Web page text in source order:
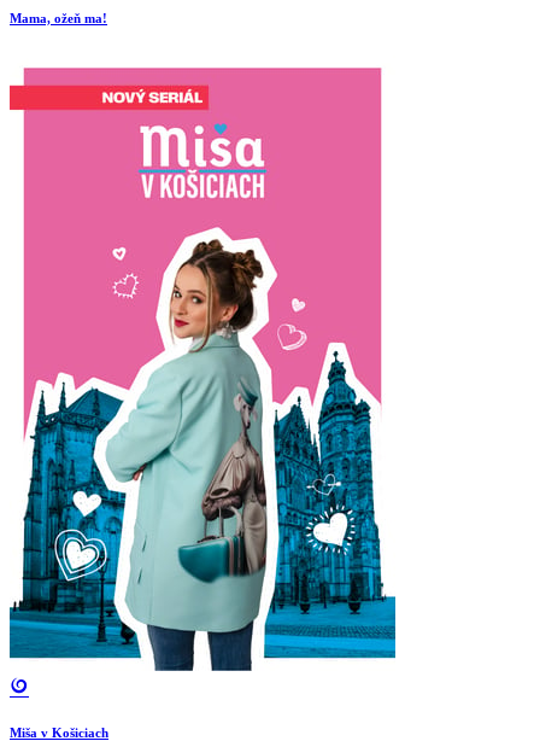
Mama, ožeň ma!
Miša v Košiciach